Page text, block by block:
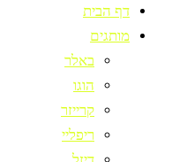
דף הבית
מותגים
באלר
הוגו
קרייזר
ריפליי